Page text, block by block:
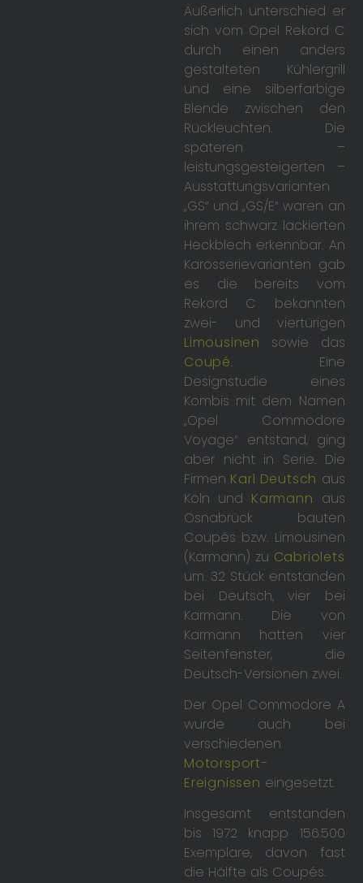
Äußerlich unterschied er
sich vom Opel Rekord C
durch einen anders
gestalteten Kühlergrill
und eine silberfarbige
Blende zwischen den
Rückleuchten. Die
späteren –
leistungsgesteigerten –
Ausstattungsvarianten
„GS“ und „GS/E“ waren an
ihrem schwarz lackierten
Heckblech erkennbar. An
Karosserievarianten gab
es die bereits vom
Rekord C bekannten
zwei- und viertürigen
Limousinen sowie das
Coupé. Eine
Designstudie eines
Kombis mit dem Namen
„Opel Commodore
Voyage“ entstand, ging
aber nicht in Serie. Die
Firmen Karl Deutsch aus
Köln und Karmann aus
Osnabrück bauten
Coupés bzw. Limousinen
(Karmann) zu Cabriolets
um. 32 Stück entstanden
bei Deutsch, vier bei
Karmann. Die von
Karmann hatten vier
Seitenfenster, die
Deutsch-Versionen zwei.
Der Opel Commodore A
wurde auch bei
verschiedenen
Motorsport-
Ereignissen eingesetzt.
Insgesamt entstanden
bis 1972 knapp 156.500
Exemplare, davon fast
die Hälfte als Coupés.